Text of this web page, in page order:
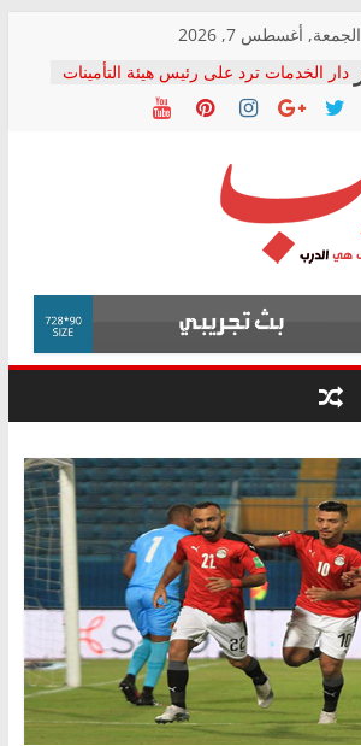
الجمعة, أغسطس 7, 2026
دار الخدمات ترد على رئيس هيئة التأمينات
بعد مؤتمره الصحفي: إنكار الأزمة لا ينهي
معاناة أصحاب المعاشات.. ونطالب بكشف
فرحات سليمان يكتب: القطاع الصحي إلى
أين؟
حزب التحالف الشعبي يطلق لجنة “الحق
في الصحة” بالإسكندرية لرصد الانتهاكات
ودعم المرضى
الوزاري لمدينة الصحفيين.. وانتهاء أعمال
إنشاء المبنى الإداري
المجلس القومي لحقوق الإنسان يعلن
متابعة قضية الدكتور محمد زهران.. ويؤكد:
قرينة البراءة وضمانات المحاكمة العادلة